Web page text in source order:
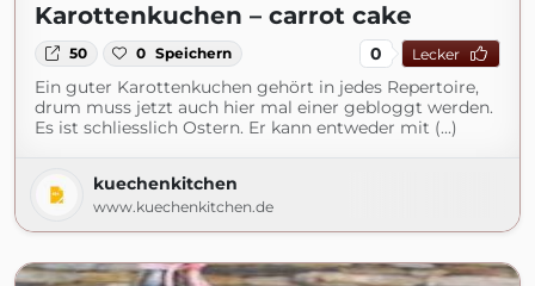
Karottenkuchen – carrot cake
50 0 Speichern 0 Lecker
Ein guter Karottenkuchen gehört in jedes Repertoire,
drum muss jetzt auch hier mal einer gebloggt werden.
Es ist schliesslich Ostern. Er kann entweder mit (...)
kuechenkitchen
www.kuechenkitchen.de